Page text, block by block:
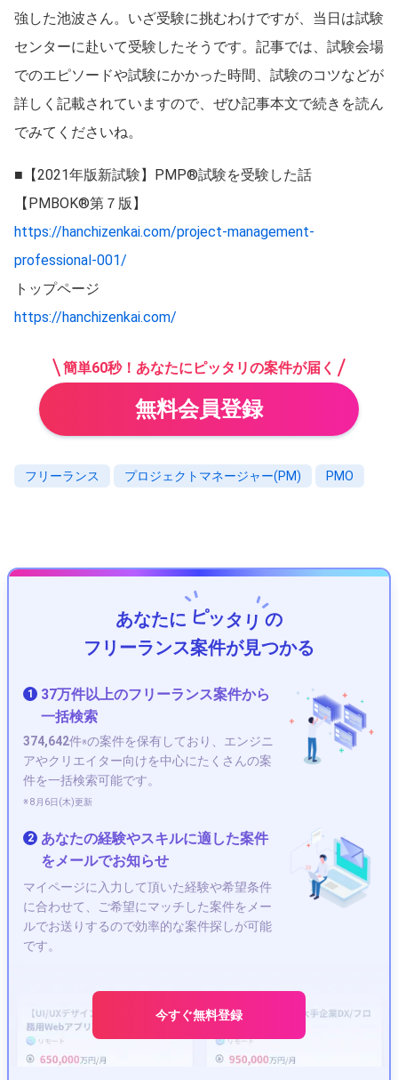
強した池波さん。いざ受験に挑むわけですが、当日は試験
センターに赴いて受験したそうです。記事では、試験会場
でのエピソードや試験にかかった時間、試験のコツなどが
詳しく記載されていますので、ぜひ記事本文で続きを読ん
でみてくださいね。
■【2021年版新試験】PMP®試験を受験した話
【PMBOK®第７版】
https://hanchizenkai.com/project-management-
professional-001/
トップページ
https://hanchizenkai.com/
簡単60秒！あなたにピッタリの案件が届く
無料会員登録
フリーランス プロジェクトマネージャー(PM) PMO
あなたに ピッタリ の
フリーランス案件が見つかる
1
37万件以上のフリーランス案件から
一括検索
374,642件※の案件を保有しており、エンジニ
アやクリエイター向けを中心にたくさんの案
件を一括検索可能です。
※ 8月6日(木)更新
2
あなたの経験やスキルに適した案件
をメールでお知らせ
マイページに入力して頂いた経験や希望条件
に合わせて、ご希望にマッチした案件をメー
ルでお送りするので効率的な案件探しが可能
です。
今すぐ無料登録